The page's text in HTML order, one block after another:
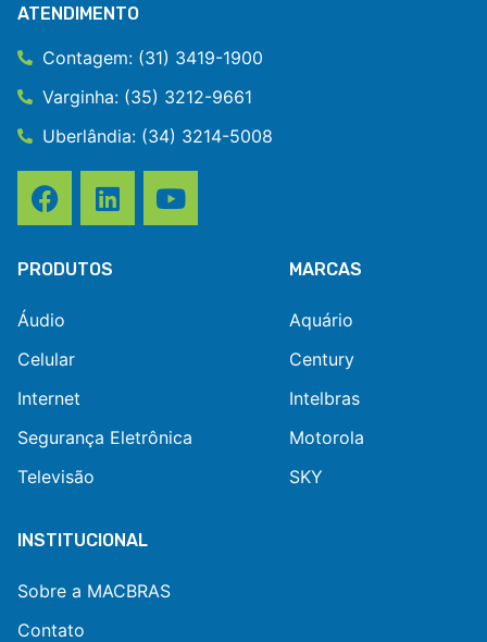
ATENDIMENTO
Contagem: (31) 3419-1900
Varginha: (35) 3212-9661
Uberlândia: (34) 3214-5008
PRODUTOS
Áudio
Celular
Internet
Segurança Eletrônica
Televisão
MARCAS
Aquário
Century
Intelbras
Motorola
SKY
INSTITUCIONAL
Sobre a MACBRAS
Contato